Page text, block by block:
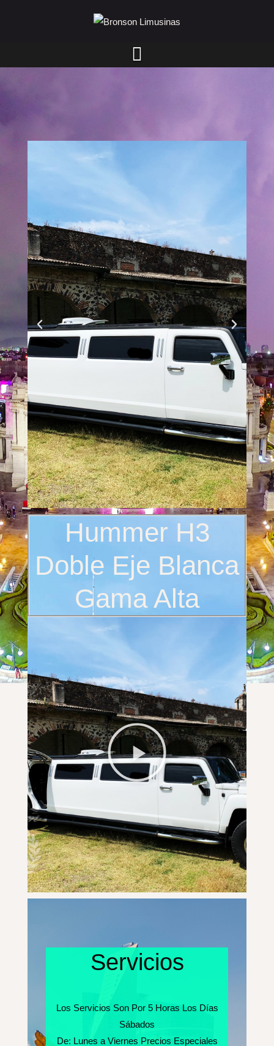
Hummer H3
Doble Eje Blanca
Gama Alta
Servicios
Los Servicios Son Por 5 Horas Los Días
Sábados
De: Lunes a Viernes Precios Especiales